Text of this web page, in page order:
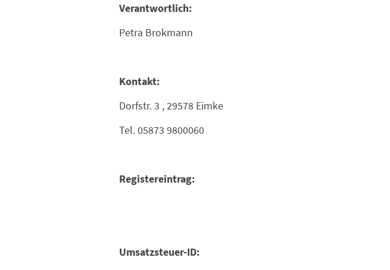
Verantwortlich:
Petra Brokmann
Kontakt:
Dorfstr. 3 , 29578 Eimke
Tel. 05873 9800060
Registereintrag:
Umsatzsteuer-ID: